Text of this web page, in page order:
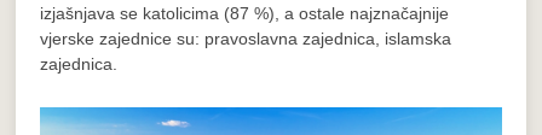
izjašnjava se katolicima (87 %), a ostale najznačajnije
vjerske zajednice su: pravoslavna zajednica, islamska
zajednica.